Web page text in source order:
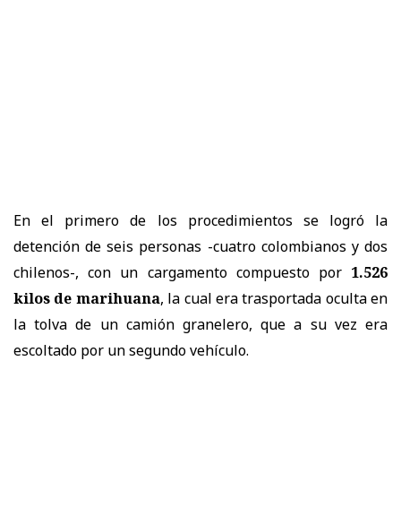
En el primero de los procedimientos se logró la
detención de seis personas -cuatro colombianos y dos
chilenos-, con un cargamento compuesto por 1.526
kilos de marihuana, la cual era trasportada oculta en
la tolva de un camión granelero, que a su vez era
escoltado por un segundo vehículo.